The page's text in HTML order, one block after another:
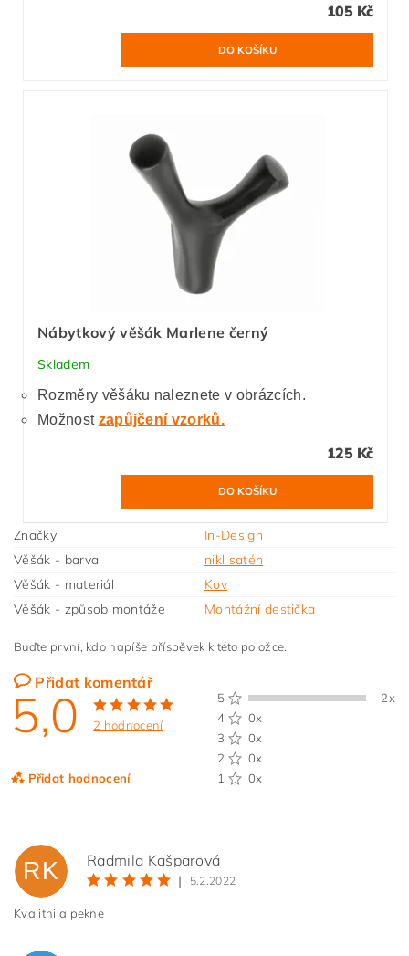
105 Kč
Nábytkový věšák Marlene černý
Skladem
Rozměry věšáku naleznete v obrázcích.
Možnost zapůjčení vzorků.
125 Kč
Značky
In-Design
Věšák - barva
nikl satén
Věšák - materiál
Kov
Věšák - způsob montáže
Montážní destička
Buďte první, kdo napíše příspěvek k této položce.
Přidat komentář
5,0 2 hodnocení
Přidat hodnocení
5
2x
4
0x
3
0x
2
0x
1
0x
RK
Radmila Kašparová
|
5.2.2022
Kvalitni a pekne